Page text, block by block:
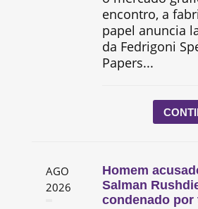
encontro, a
papel anuncia
da Fedrigoni
Papers...
AGO
2026
Homem
Salman
condenado